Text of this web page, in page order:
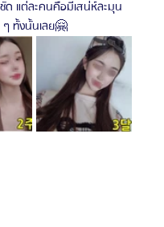
ด แต่ละคนคือมีเสน่ห์ละมุน
ๆ ทั้งนั้นเลย🤗